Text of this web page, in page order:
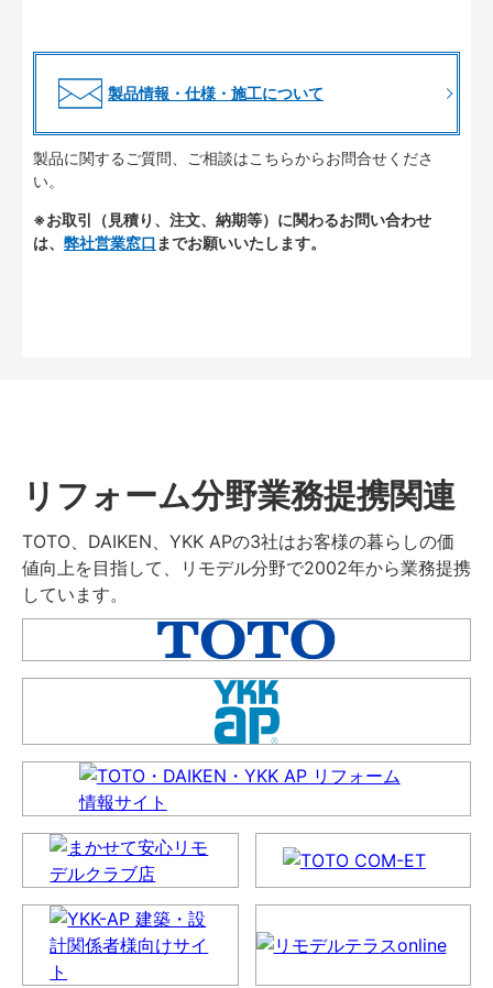
製品情報・仕様・施工について
製品に関するご質問、ご相談はこちらからお問合せくださ
い。
※お取引（見積り、注文、納期等）に関わるお問い合わせ
は、 弊社営業窓口 までお願いいたします。
リフォーム分野業務提携関連
TOTO、DAIKEN、YKK APの3社はお客様の暮らしの価
値向上を目指して、リモデル分野で2002年から業務提携
しています。